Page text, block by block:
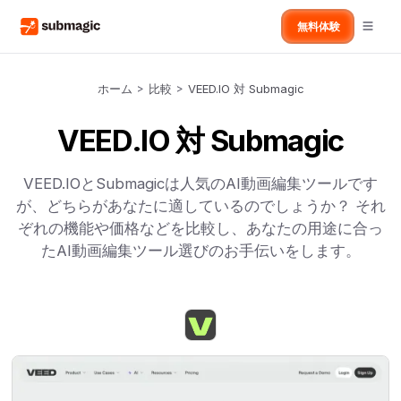
無料体験
ホーム > 比較 > VEED.IO 対 Submagic
VEED.IO 対 Submagic
VEED.IOとSubmagicは人気のAI動画編集ツールです
が、どちらがあなたに適しているのでしょうか？ それ
ぞれの機能や価格などを比較し、あなたの用途に合っ
たAI動画編集ツール選びのお手伝いをします。